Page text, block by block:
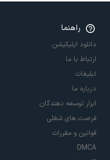
راهنما
دانلود اپلیکیشن
ارتباط با ما
تبلیغات
درباره ما
ابزار توسعه دهندگان
فرصت های شغلی
قوانین و مقررات
DMCA